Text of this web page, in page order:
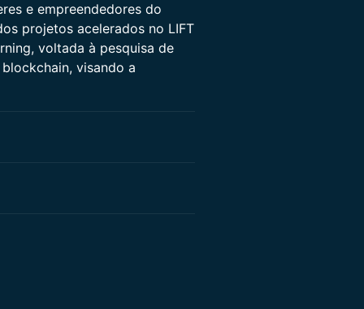
e empreendedores do
projetos acelerados no LIFT
voltada à pesquisa de
visando a